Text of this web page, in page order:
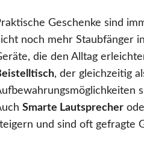
Geschenke sind
noch mehr Staubfänger
die den Alltag
, der gleichzeitig
Smarte Lautsprecher
und sind oft gefragte